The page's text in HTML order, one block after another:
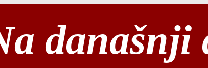
današnji